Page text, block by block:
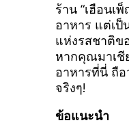
ร้าน “เฮือนเ
อาหาร แต่เป็
แห่งรสชาติข
หากคุณมาเชี
อาหารที่นี่ ถือ
จริงๆ!
ข้อแนะนำ